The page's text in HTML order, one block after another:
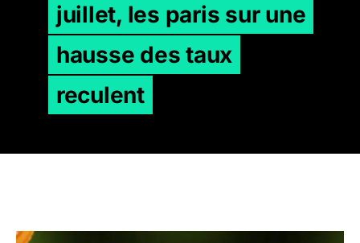
juillet, les paris sur une
hausse des taux
reculent